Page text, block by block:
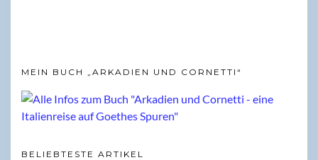
MEIN BUCH „ARKADIEN UND CORNETTI“
BELIEBTESTE ARTIKEL